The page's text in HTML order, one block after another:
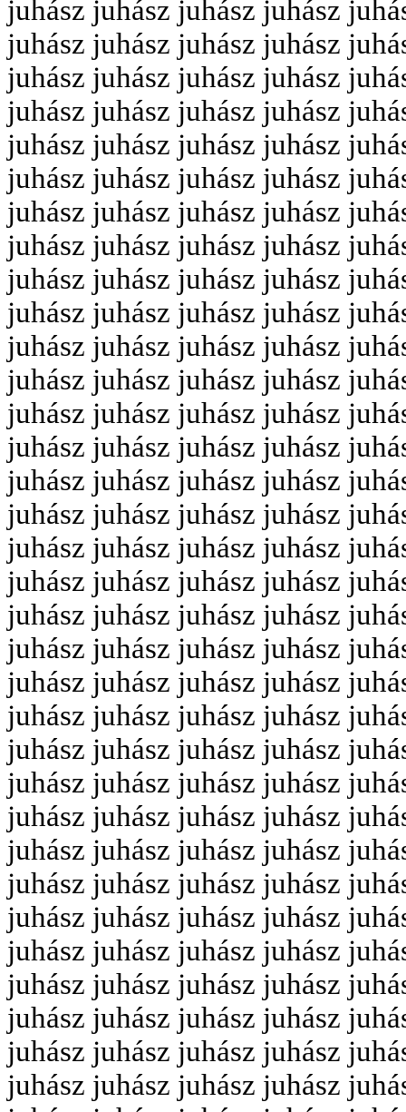
juhász juhász juhász juhász
juhász juhász juhász juhász
juhász juhász juhász juhász
juhász juhász juhász juhász
juhász juhász juhász juhász
juhász juhász juhász juhász
juhász juhász juhász juhász
juhász juhász juhász juhász
juhász juhász juhász juhász
juhász juhász juhász juhász
juhász juhász juhász juhász
juhász juhász juhász juhász
juhász juhász juhász juhász
juhász juhász juhász juhász
juhász juhász juhász juhász
juhász juhász juhász juhász
juhász juhász juhász juhász
juhász juhász juhász juhász
juhász juhász juhász juhász
juhász juhász juhász juhász
juhász juhász juhász juhász
juhász juhász juhász juhász
juhász juhász juhász juhász
juhász juhász juhász juhász
juhász juhász juhász juhász
juhász juhász juhász juhász
juhász juhász juhász juhász
juhász juhász juhász juhász
juhász juhász juhász juhász
juhász juhász juhász juhász
juhász juhász juhász juhász
juhász juhász juhász juhász
juhász juhász juhász juhász